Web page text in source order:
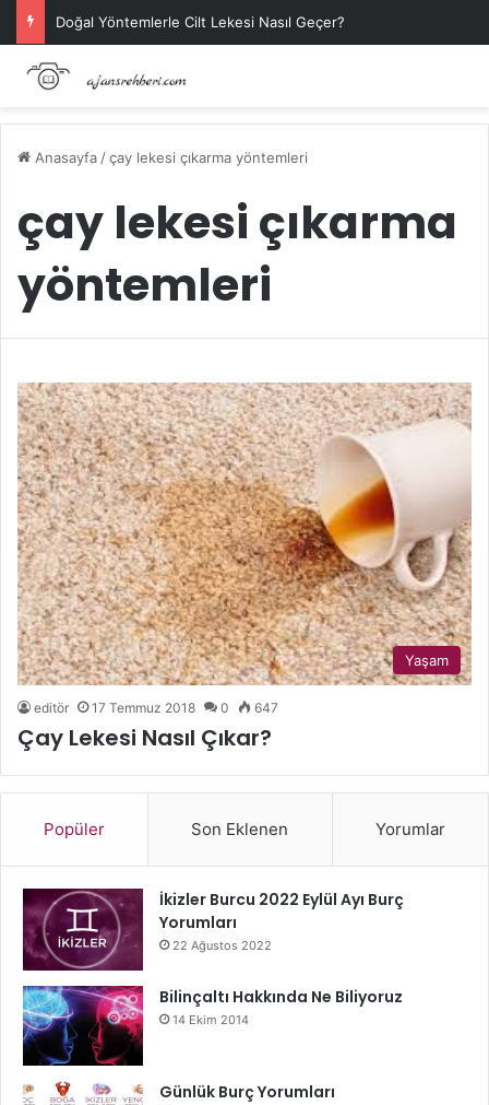
Doğal Yöntemlerle Cilt Lekesi Nasıl Geçer?
Anasayfa /çay lekesi çıkarma yöntemleri
çay lekesi çıkarma
yöntemleri
Yaşam
editör 17 Temmuz 2018 0 647
Çay Lekesi Nasıl Çıkar?
Popüler Son Eklenen Yorumlar
İkizler Burcu 2022 Eylül Ayı Burç
Yorumları
22 Ağustos 2022
Bilinçaltı Hakkında Ne Biliyoruz
14 Ekim 2014
Günlük Burç Yorumları